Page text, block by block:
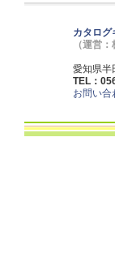
カタロ
（運営
愛知県半
TEL：
お問い合